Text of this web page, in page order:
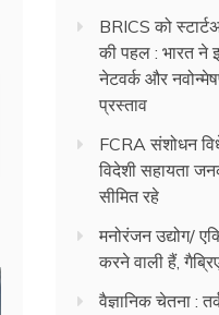
BRICS को
की पहल : भारत ने
नेटवर्क और
प्रस्ताव
FCRA संशोधन
विदेशी सहायता
सीमित रहे
मनोरंजन उद्योग/
करने वाली हैं,
वैज्ञानिक चेतना :